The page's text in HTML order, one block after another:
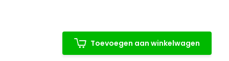
Toevoegen aan winkelwagen